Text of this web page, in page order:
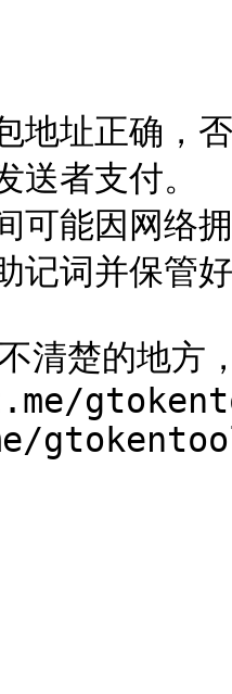
址正确，
者支付。
能因网络
词并保管
清楚的地方